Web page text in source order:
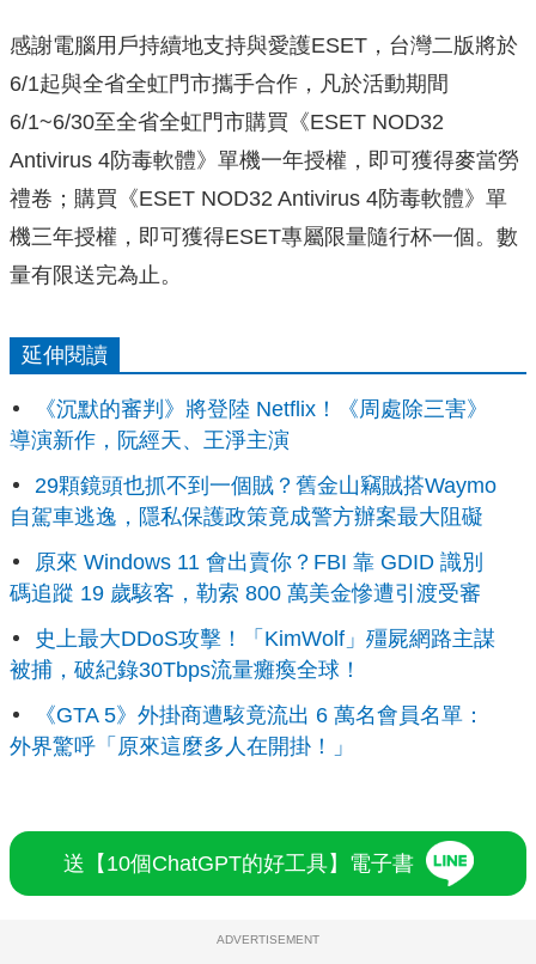
感謝電腦用戶持續地支持與愛護ESET，台灣二版將於
6/1起與全省全虹門市攜手合作，凡於活動期間
6/1~6/30至全省全虹門市購買《ESET NOD32
Antivirus 4防毒軟體》單機一年授權，即可獲得麥當勞
禮卷；購買《ESET NOD32 Antivirus 4防毒軟體》單
機三年授權，即可獲得ESET專屬限量隨行杯一個。數
量有限送完為止。
延伸閱讀
《沉默的審判》將登陸 Netflix！《周處除三害》
導演新作，阮經天、王淨主演
29顆鏡頭也抓不到一個賊？舊金山竊賊搭Waymo
自駕車逃逸，隱私保護政策竟成警方辦案最大阻礙
原來 Windows 11 會出賣你？FBI 靠 GDID 識別
碼追蹤 19 歲駭客，勒索 800 萬美金慘遭引渡受審
史上最大DDoS攻擊！「KimWolf」殭屍網路主謀
被捕，破紀錄30Tbps流量癱瘓全球！
《GTA 5》外掛商遭駭竟流出 6 萬名會員名單：
外界驚呼「原來這麼多人在開掛！」
送【10個ChatGPT的好工具】電子書
ADVERTISEMENT